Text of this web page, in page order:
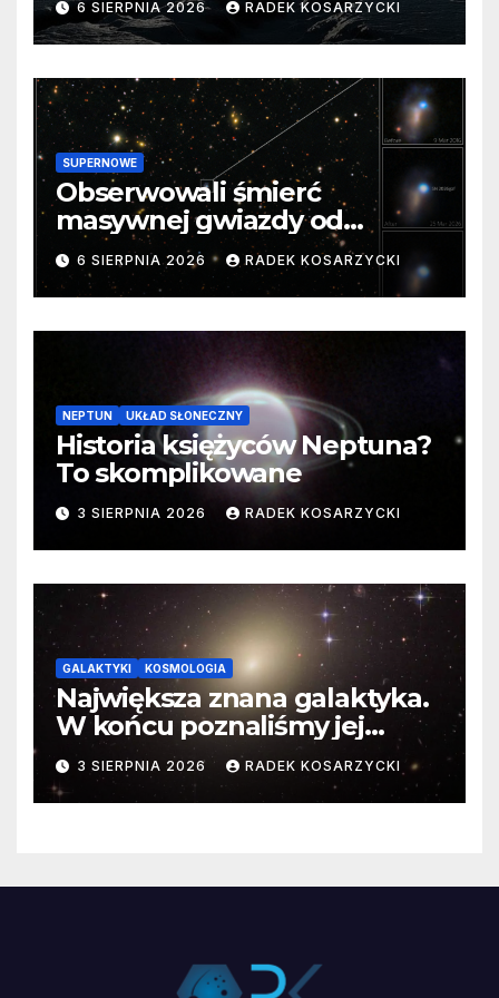
6 SIERPNIA 2026 RADEK KOSARZYCKI
SUPERNOWE
Obserwowali śmierć
masywnej gwiazdy od
samego początku. Niezwykle
cenne dane
6 SIERPNIA 2026 RADEK KOSARZYCKI
NEPTUN UKŁAD SŁONECZNY
Historia księżyców Neptuna?
To skomplikowane
3 SIERPNIA 2026 RADEK KOSARZYCKI
GALAKTYKI KOSMOLOGIA
Największa znana galaktyka.
W końcu poznaliśmy jej
faktyczne wymiary
3 SIERPNIA 2026 RADEK KOSARZYCKI